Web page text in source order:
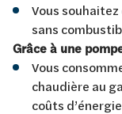
Vous
sans
Grâce à une
Vous
chaudière au
coûts